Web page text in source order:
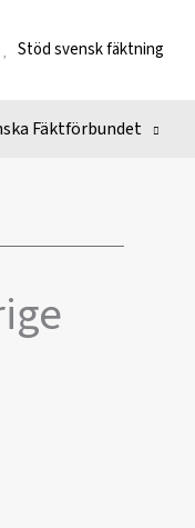
Stöd svensk fäktning
Fäktförbundet